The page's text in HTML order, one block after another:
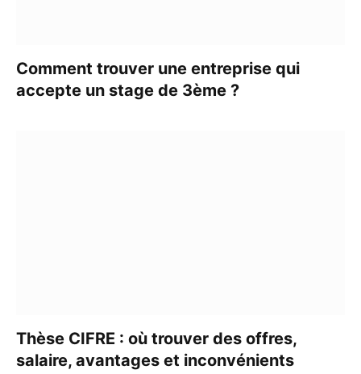
Comment trouver une entreprise qui
accepte un stage de 3ème ?
Thèse CIFRE : où trouver des offres,
salaire, avantages et inconvénients